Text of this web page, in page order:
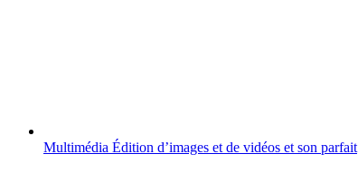
Multimédia Édition d’images et de vidéos et son parfait